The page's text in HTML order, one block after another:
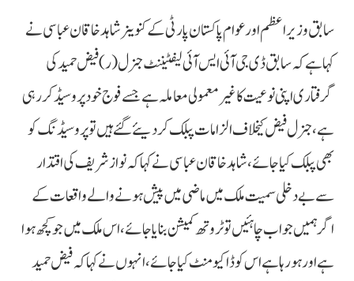
سابق وزیراعظم اور عوام پاکستان پارٹی کے کنوینر شاہد خاقان عباسی نے
کہا ہے کہ سابق ڈی جی آئی ایس آئی لیفٹیننٹ جنرل (ر) فیض حمید کی
گرفتاری اپنی نوعیت کا غیرمعمولی معاملہ ہے جسے فوج خود پروسیڈ کررہی
ہے، جنرل فیض کیخلاف الزامات پبلک کر دیئے گئے ہیں تو پروسیڈنگ کو
بھی پبلک کیا جائے، شاہد خاقان عباسی نے کہا کہ نواز شریف کی اقتدار
سے بے دخلی سمیت ملک میں ماضی میں پیش ہونے والے واقعات کے
اگر ہمیں جواب چاہئیں تو ٹروتھ کمیشن بنایا جائے، اس ملک میں جو کچھ ہوا
ہے اور ہو رہا ہے اس کو ڈاکیومنٹ کیا جائے، انہوں نے کہا کہ فیض حمید